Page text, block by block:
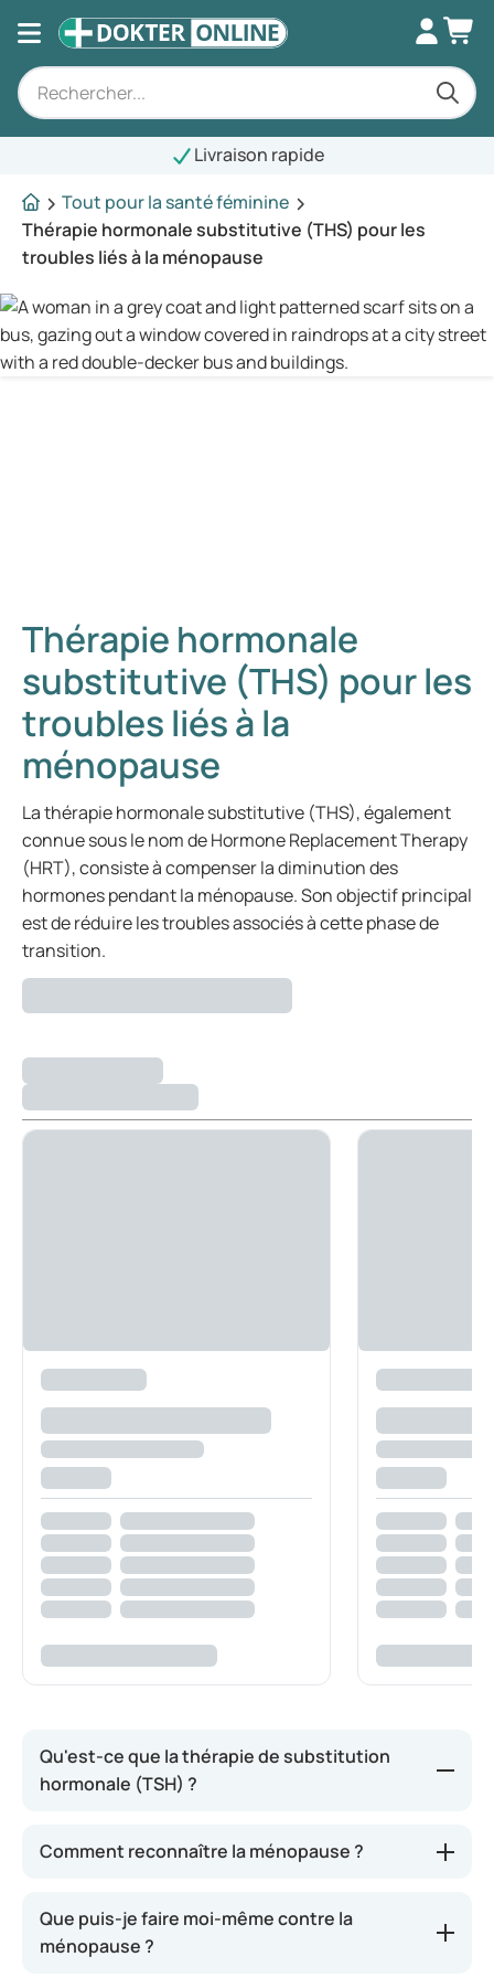
Livraison rapide
Tout pour la santé féminine
Thérapie hormonale substitutive (THS) pour les
troubles liés à la ménopause
Thérapie hormonale
substitutive (THS) pour les
troubles liés à la
ménopause
La thérapie hormonale substitutive (THS), également
connue sous le nom de Hormone Replacement Therapy
(HRT), consiste à compenser la diminution des
hormones pendant la ménopause. Son objectif principal
est de réduire les troubles associés à cette phase de
transition.
Qu'est-ce que la thérapie de substitution
hormonale (TSH) ?
la ménopause
débute chez une femme, la
production d’œstrogènes par les ovaires diminue.
bouffées de chaleur, des sueurs nocturnes, une
fatigue accrue, des sautes d’humeur ou encore
Comment reconnaître la ménopause ?
Que puis-je faire moi-même contre la
ménopause ?